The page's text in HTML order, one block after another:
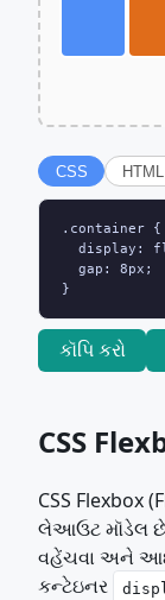
CSS HTML
.container {
display:
  gap: 8px;
}
કૉપિ કરો
CSS
CSS Flexbox
લેઆઉટ મૉડેલ
વહેંચવા અને
કન્ટેઇનર